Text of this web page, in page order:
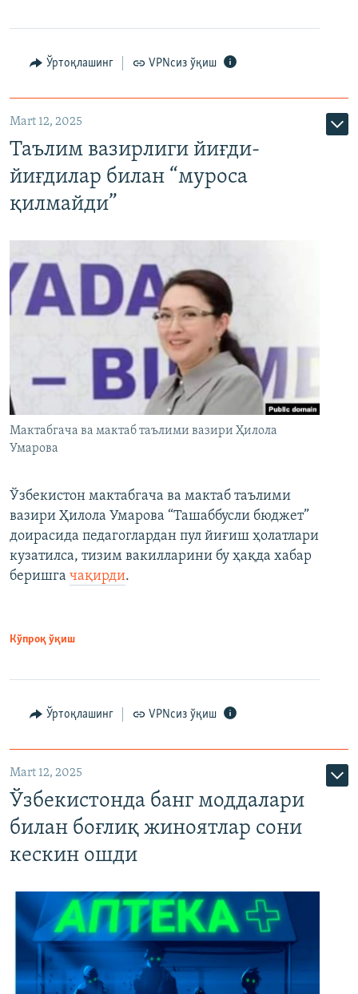
Ўртоқлашинг VPNсиз ўқиш
Mart 12, 2025
Таълим вазирлиги йиғди-
йиғдилар билан “муроса
қилмайди”
Мактабгача ва мактаб таълими вазири Ҳилола
Умарова
Ўзбекистон мактабгача ва мактаб таълими
вазири Ҳилола Умарова “Ташаббусли бюджет”
доирасида педагоглардан пул йиғиш ҳолатлари
кузатилса, тизим вакилларини бу ҳақда хабар
беришга чақирди.
Кўпроқ ўқиш
Ўртоқлашинг VPNсиз ўқиш
Mart 12, 2025
Ўзбекистонда банг моддалари
билан боғлиқ жиноятлар сони
кескин ошди